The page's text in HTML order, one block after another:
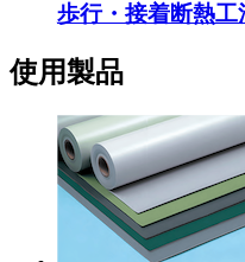
歩行・接着断熱工
使用製品